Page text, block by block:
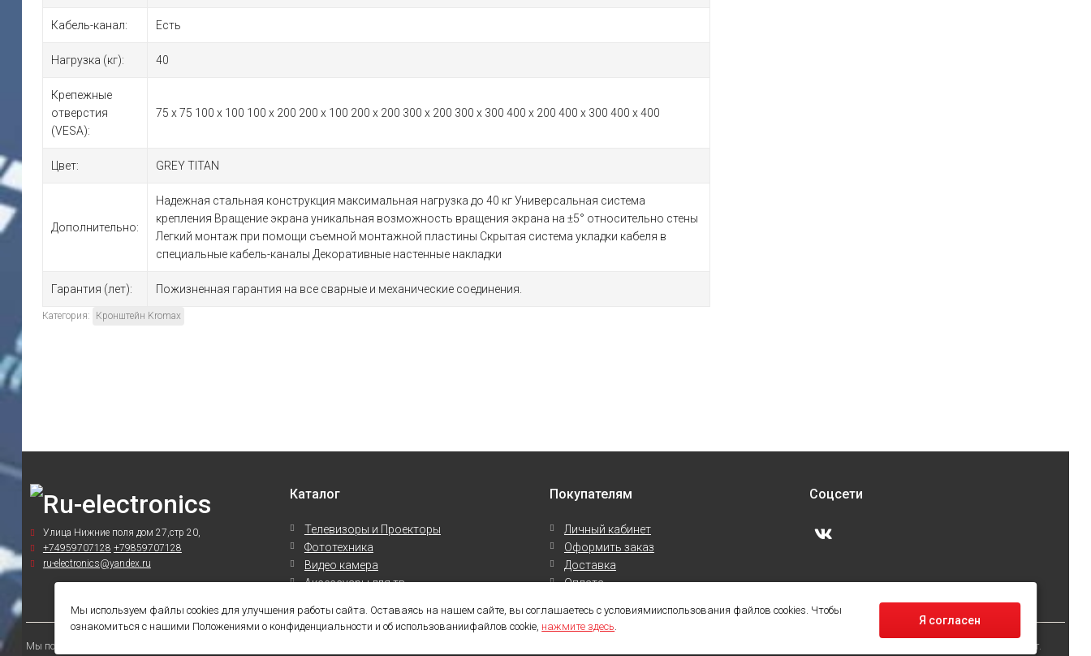
Кабель-канал: Есть
Нагрузка (кг): 40
Крепежные
отверстия
(VESA):
75 x 75 100 x 100 100 x 200 200 x 100 200 x 200 300 x 200 300 x 300 400 x 200 400 x 300 400 x 400
Цвет: GREY TITAN
Дополнительно:
Надежная стальная конструкция максимальная нагрузка до 40 кг Универсальная система
крепления Вращение экрана уникальная возможность вращения экрана на ±5° относительно стены
Легкий монтаж при помощи съемной монтажной пластины Скрытая система укладки кабеля в
специальные кабель-каналы Декоративные настенные накладки
Гарантия (лет): Пожизненная гарантия на все сварные и механические соединения.
Категория: Кронштейн Kromax
Улица Нижние поля дом 27,стр 20,
+74959707128 +79859707128
ru-electronics@yandex.ru
Каталог
Телевизоры и Проекторы
Фототехника
Видео камера
Аксессуары для тв
Покупателям
Личный кабинет
Оформить заказ
Доставка
Оплата
Соцсети
Мы получаем и обрабатываем персональные данные посетителей нашего сайта в соответствии с . Если вы не даете согласия на обработку своих персональных данных,вам необходимо покинуть наш сайт.
Мы используем файлы cookies для улучшения работы сайта. Оставаясь на нашем сайте, вы соглашаетесь с условиямииспользования файлов cookies. Чтобы
ознакомиться с нашими Положениями о конфиденциальности и об использованиифайлов cookie, нажмите здесь Я согласен